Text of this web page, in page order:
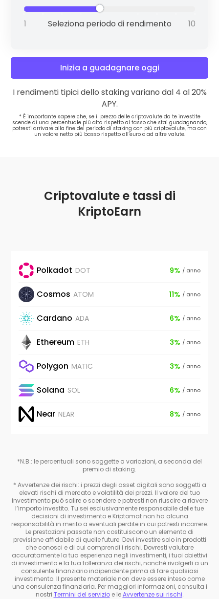
Polygon
Solana(SOL)6 %
Near(NEAR)8 %
Seleziona periodo di rendimento
Inizia a guadagnare oggi
I rendimenti tipici dello staking variano dal 4 al 20%
APY.
* È importante sapere che, se il prezzo delle criptovalute da te investite
scende di una percentuale più alta rispetto al tasso che stai guadagnando,
potresti arrivare alla fine del periodo di staking con più criptovalute, ma con
un valore netto più basso rispetto all’euro o ad altre valute.
Criptovalute e tassi di
KriptoEarn
Polkadot DOT 9% / anno
Cosmos ATOM 11% / anno
Cardano ADA 6% / anno
Ethereum ETH 3% / anno
Polygon MATIC 3% / anno
Solana SOL 6% / anno
Near NEAR 8% / anno
*N.B.: le percentuali sono soggette a variazioni, a seconda del
premio di staking.
* Avvertenze dei rischi: i prezzi degli asset digitali sono soggetti a
elevati rischi di mercato e volatilità dei prezzi. Il valore del tuo
investimento può salire o scendere e potresti non riuscire a riavere
l’importo investito. Tu sei esclusivamente responsabile delle tue
decisioni di investimento e Kriptomat non ha alcuna
responsabilità in merito a eventuali perdite in cui potresti incorrere.
Le prestazioni passate non costituiscono un elemento di
previsione affidabile di quelle future. Devi investire solo in prodotti
che conosci e di cui comprendi i rischi. Dovresti valutare
accuratamente la tua esperienza negli investimenti, i tuoi obiettivi
di investimento e la tua tolleranza dei rischi, nonché rivolgerti a un
consulente finanziario indipendente prima di fare qualsiasi
investimento. Il presente materiale non deve essere inteso come
una consulenza finanziaria. Per maggiori informazioni, consulta i
nostri Termini del servizioe leAvvertenze sui rischi.